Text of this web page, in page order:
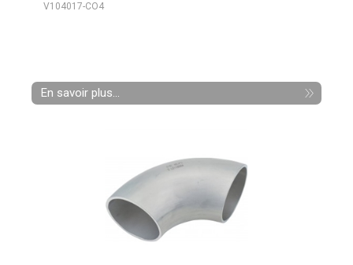
V104017-CO4
En savoir plus...